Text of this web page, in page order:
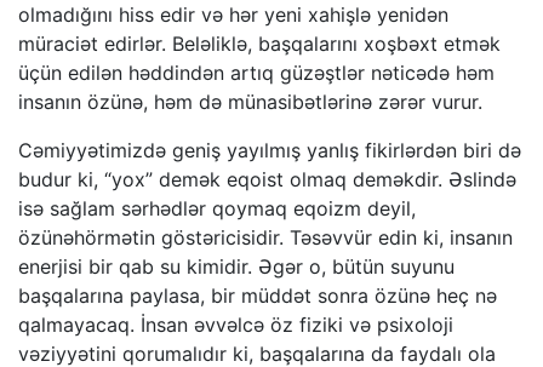
olmadığını hiss edir və hər yeni xahişlə yenidən
müraciət edirlər. Beləliklə, başqalarını xoşbəxt etmək
üçün edilən həddindən artıq güzəştlər nəticədə həm
insanın özünə, həm də münasibətlərinə zərər vurur.
Cəmiyyətimizdə geniş yayılmış yanlış fikirlərdən biri də
budur ki, “yox” demək eqoist olmaq deməkdir. Əslində
isə sağlam sərhədlər qoymaq eqoizm deyil,
özünəhörmətin göstəricisidir. Təsəvvür edin ki, insanın
enerjisi bir qab su kimidir. Əgər o, bütün suyunu
başqalarına paylasa, bir müddət sonra özünə heç nə
qalmayacaq. İnsan əvvəlcə öz fiziki və psixoloji
vəziyyətini qorumalıdır ki, başqalarına da faydalı ola